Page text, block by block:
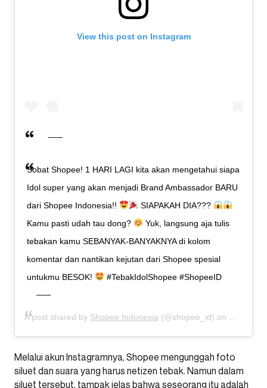
View this post on Instagram
Sobat Shopee! 1 HARI LAGI kita akan mengetahui siapa
Idol super yang akan menjadi Brand Ambassador BARU
dari Shopee Indonesia!!
SIAPAKAH DIA???
Kamu pasti udah tau dong?
Yuk, langsung aja tulis
tebakan kamu SEBANYAK-BANYAKNYA di kolom
komentar dan nantikan kejutan dari Shopee spesial
untukmu BESOK!
#TebakIdolShopee #ShopeeID
A post shared by Shopee Indonesia (@shopee_id) on
Melalui akun Instagramnya, Shopee mengunggah foto
siluet dan suara yang harus netizen tebak. Namun dalam
siluet tersebut, tampak jelas bahwa seseorang itu adalah